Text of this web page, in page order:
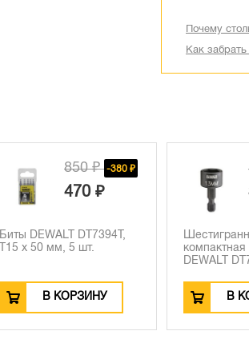
Почему
Как
850 ₽ -380 ₽
470 ₽
Биты DEWALT DT7394T,
T15 x 50 мм, 5 шт.
В КОРЗИНУ
DEWALT
В